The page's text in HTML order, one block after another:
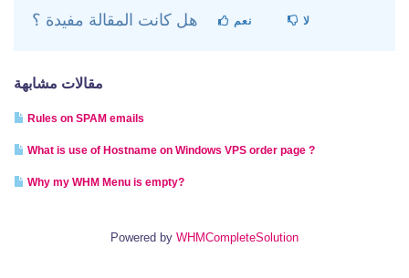
نعم لا
مقالات مشابهة
Rules on SPAM emails
What is use of Hostname on Windows VPS order page ?
Why my WHM Menu is empty?
Powered by WHMCompleteSolution